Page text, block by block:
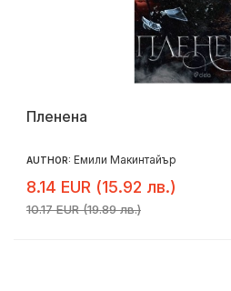
Пленена
AUTHOR: Емили Макинтайър
8.14 EUR (15.92 лв.)
10.17 EUR (19.89 лв.)